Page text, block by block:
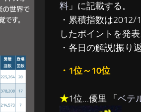
料 」に記載する。
・累積指数は
したポイントを発表
・各日の解説(振り
・1位～10位
★1位…優里 「 ベテ